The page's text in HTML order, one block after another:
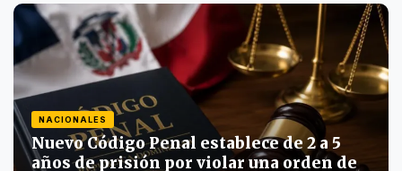
NACIONALES
Nuevo Código Penal establece de 2 a 5
años de prisión por violar una orden de